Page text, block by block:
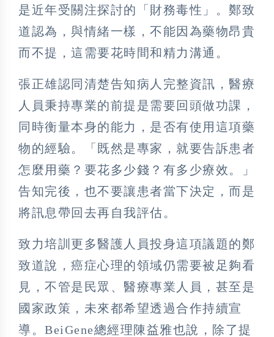
是近年受關注探討的「財務毒性」。鄭致
道認為，與情緒一樣，不能因為藥物昂貴
而不提，這需要花時間和精力溝通。
張正雄認同清楚告知病人完整資訊，醫療
人員秉持專業的前提是需要回頭做功課，
同時衡量本身的能力，是否有使用這項藥
物的經驗。「既然是專家，就要告訴患者
怎麼用藥？要花多少錢？有多少療效。」
告知完後，也不要讓患者當下決定，而是
將訊息帶回去再自我評估。
致力培訓更多醫護人員投身這項議題的鄭
致道說，癌症心理的領域仍需要被足夠看
見，不管是民眾、醫療專業人員，甚至是
國家政策，未來都希望透過合作持續宣
導。BeiGene總經理陳益雅也說，除了提